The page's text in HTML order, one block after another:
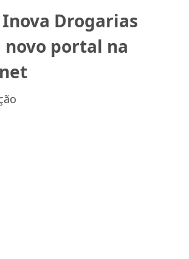
Inova Drogarias
novo portal na